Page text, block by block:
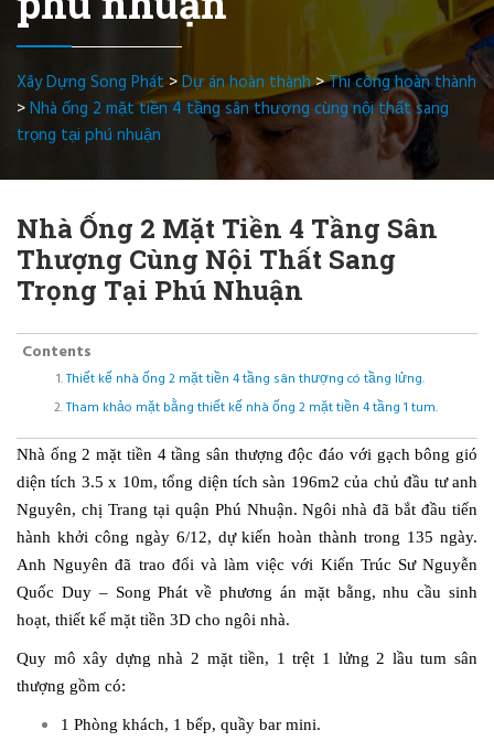
Xây Dựng Song Phát>Dự án hoàn thành>Thi công hoàn thành
>Nhà ống 2 mặt tiền 4 tầng sân thượng cùng nội thất sang
trọng tại phú nhuận
Nhà Ống 2 Mặt Tiền 4 Tầng Sân
Thượng Cùng Nội Thất Sang
Trọng Tại Phú Nhuận
Contents
Thiết kế nhà ống 2 mặt tiền 4 tầng sân thượng có tầng lửng.
Tham khảo mặt bằng thiết kế nhà ống 2 mặt tiền 4 tầng 1 tum.
Nhà ống 2 mặt tiền 4 tầng sân thượng độc đáo với gạch bông gió
diện tích 3.5 x 10m, tổng diện tích sàn 196m2 của chủ đầu tư anh
Nguyên, chị Trang tại quận Phú Nhuận. Ngôi nhà đã bắt đầu tiến
hành khởi công ngày 6/12, dự kiến hoàn thành trong 135 ngày.
Anh Nguyên đã trao đổi và làm việc với Kiến Trúc Sư Nguyễn
Quốc Duy – Song Phát về phương án mặt bằng, nhu cầu sinh
hoạt, thiết kế mặt tiền 3D cho ngôi nhà.
Quy mô xây dựng nhà 2 mặt tiền, 1 trệt 1 lửng 2 lầu tum sân
thượng gồm có:
1 Phòng khách, 1 bếp, quầy bar mini.